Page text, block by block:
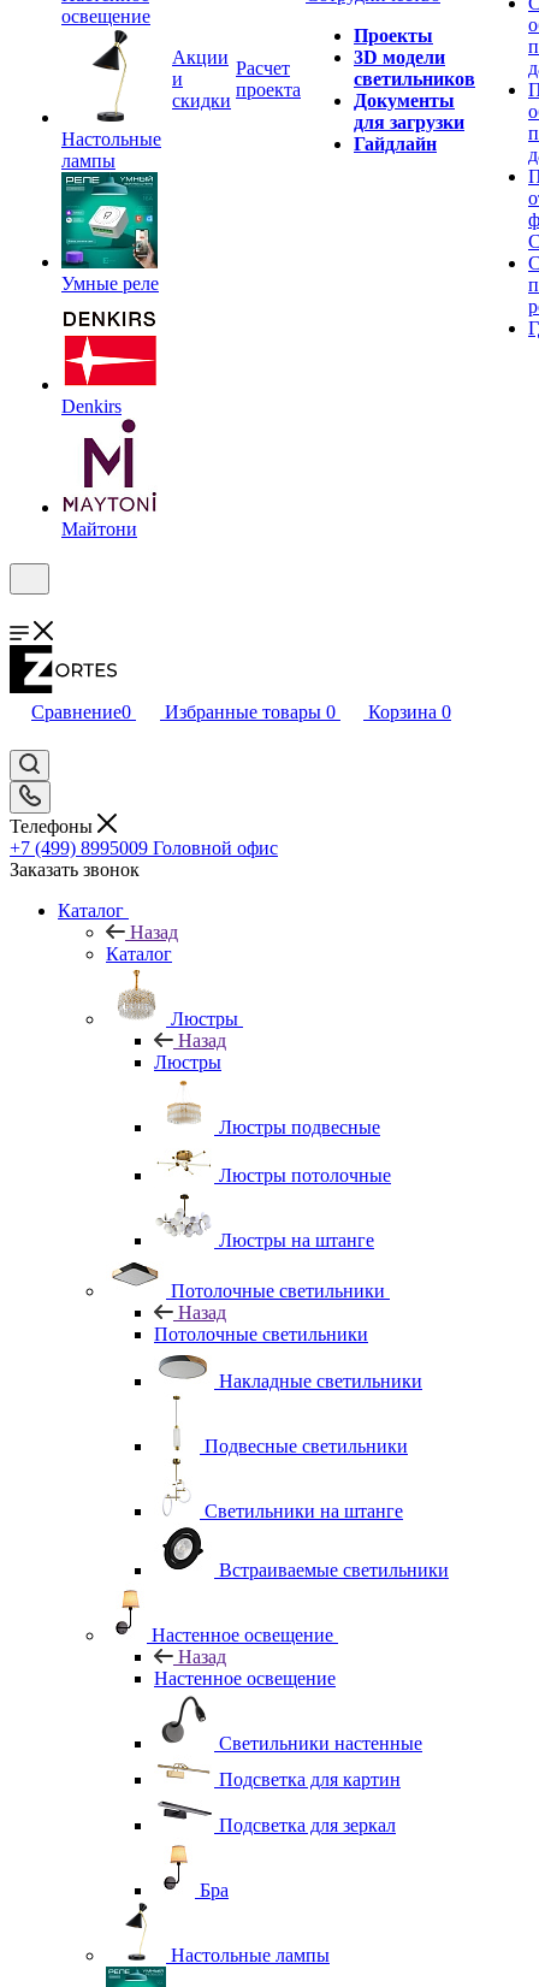
освещение
Настольные
лампы
Умные реле
Denkirs
Майтони
Акции
и
скидки
Расчет
проекта
Проекты
3D модели
светильников
Документы
для загрузки
Гайдлайн
Сравнение0 Избранные товары 0 Корзина 0
Телефоны
+7 (499) 8995009 Головной офис
Заказать звонок
Каталог
Назад
Каталог
Люстры
Назад
Люстры
Люстры подвесные
Люстры потолочные
Люстры на штанге
Потолочные светильники
Назад
Потолочные светильники
Накладные светильники
Подвесные светильники
Светильники на штанге
Встраиваемые светильники
Настенное освещение
Назад
Настенное освещение
Светильники настенные
Подсветка для картин
Подсветка для зеркал
Бра
Настольные лампы